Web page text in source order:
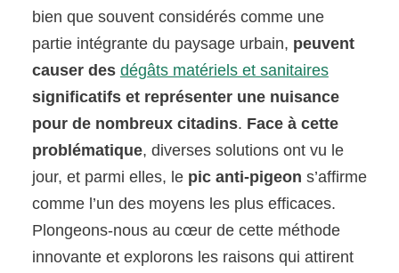
bien que souvent considérés comme une
partie intégrante du paysage urbain, peuvent
causer des dégâts matériels et sanitaires
significatifs et représenter une nuisance
pour de nombreux citadins. Face à cette
problématique, diverses solutions ont vu le
jour, et parmi elles, le pic anti-pigeon s’affirme
comme l’un des moyens les plus efficaces.
Plongeons-nous au cœur de cette méthode
innovante et explorons les raisons qui attirent